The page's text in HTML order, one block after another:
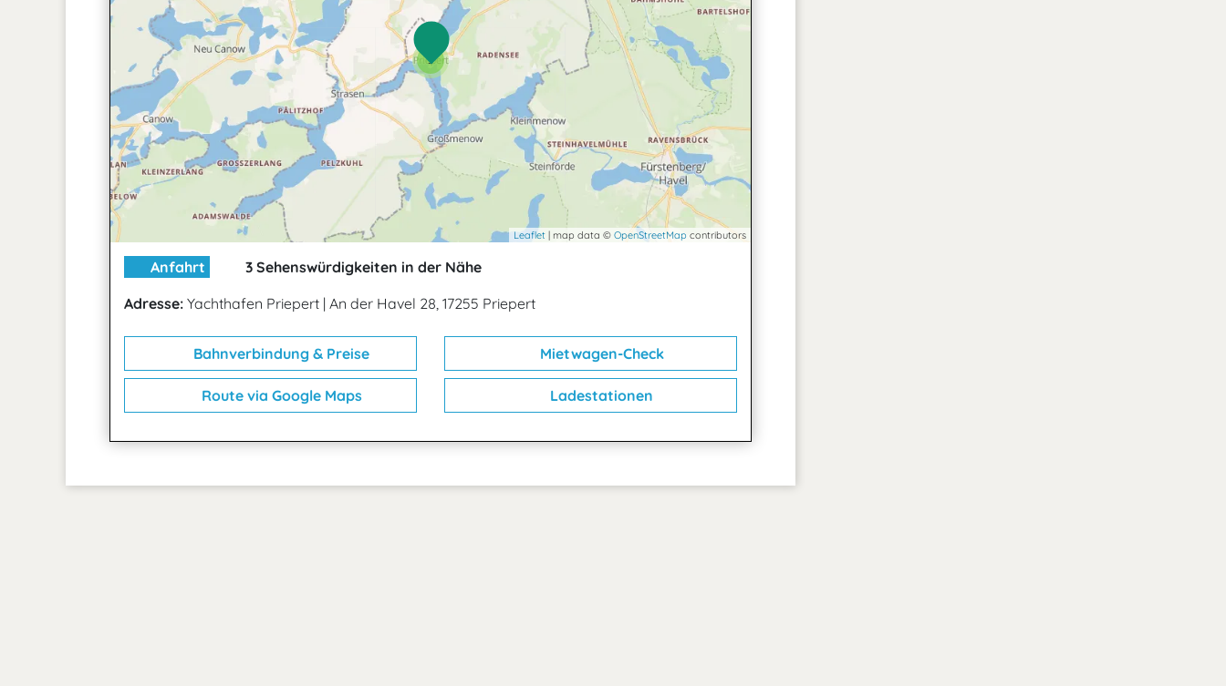
3
Leaflet | map data © OpenStreetMap contributors
Anfahrt
3 Sehenswürdigkeiten in der Nähe
Adresse: Yachthafen Priepert | An der Havel 28, 17255 Priepert
Bahnverbindung & Preise Mietwagen-Check
Route via Google Maps Ladestationen